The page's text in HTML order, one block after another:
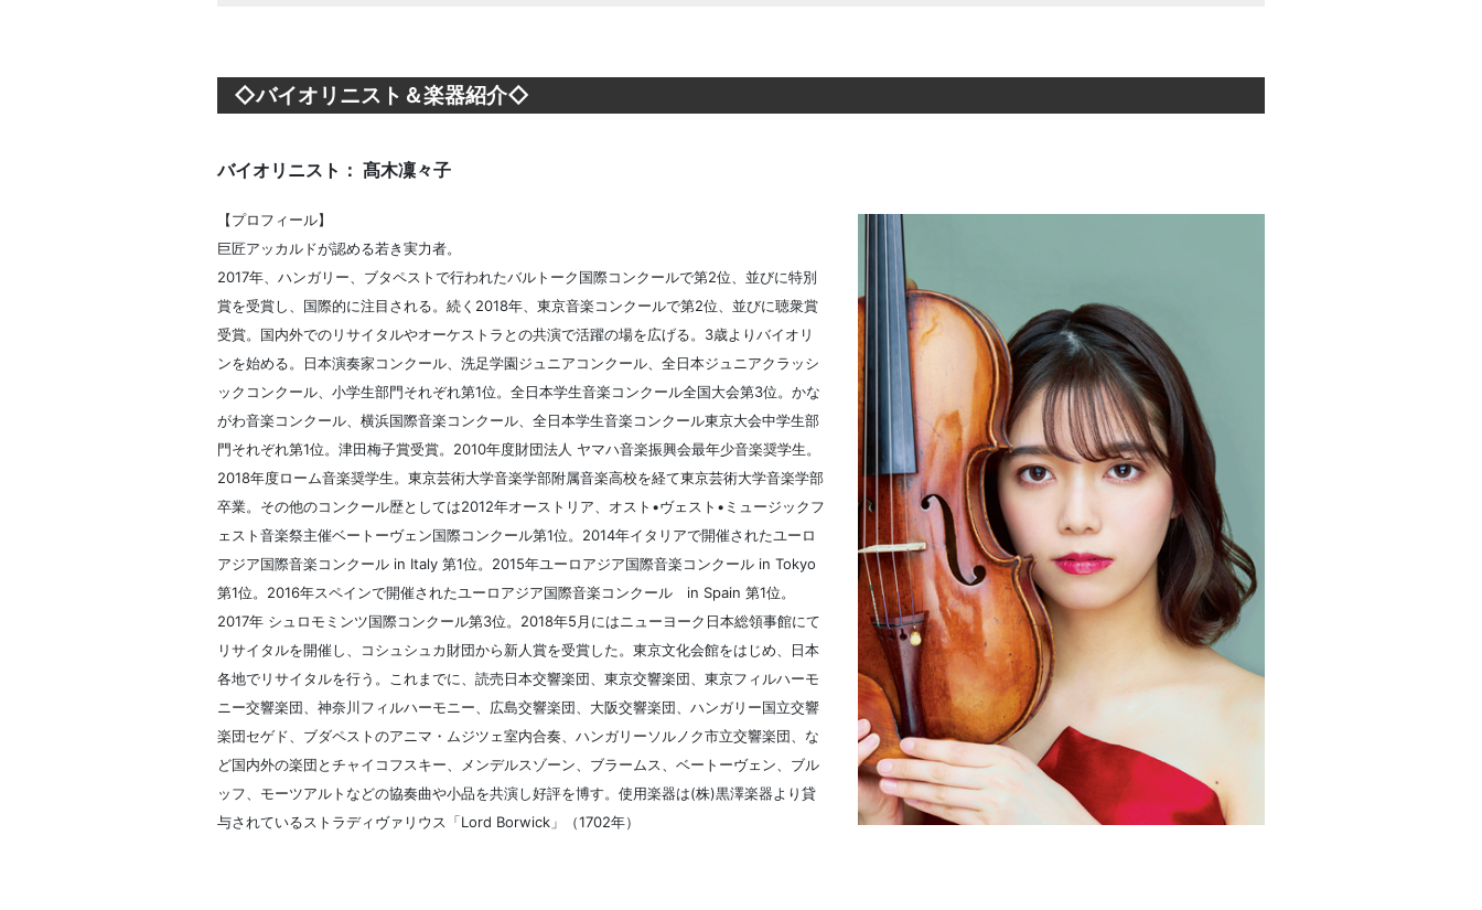
◇バイオリニスト＆楽器紹介◇
バイオリニスト： 髙木凜々子
【プロフィール】
巨匠アッカルドが認める若き実力者。
2017年、ハンガリー、ブタペストで行われたバルトーク国際コンクールで第2位、並びに特別
賞を受賞し、国際的に注目される。続く2018年、東京音楽コンクールで第2位、並びに聴衆賞
受賞。国内外でのリサイタルやオーケストラとの共演で活躍の場を広げる。3歳よりバイオリ
ンを始める。日本演奏家コンクール、洗足学園ジュニアコンクール、全日本ジュニアクラッシ
ックコンクール、小学生部門それぞれ第1位。全日本学生音楽コンクール全国大会第3位。かな
がわ音楽コンクール、横浜国際音楽コンクール、全日本学生音楽コンクール東京大会中学生部
門それぞれ第1位。津田梅子賞受賞。2010年度財団法人 ヤマハ音楽振興会最年少音楽奨学生。
2018年度ローム音楽奨学生。東京芸術大学音楽学部附属音楽高校を経て東京芸術大学音楽学部
卒業。その他のコンクール歴としては2012年オーストリア、オスト•ヴェスト•ミュージックフ
ェスト音楽祭主催ベートーヴェン国際コンクール第1位。2014年イタリアで開催されたユーロ
アジア国際音楽コンクール in Italy 第1位。2015年ユーロアジア国際音楽コンクール in Tokyo
第1位。2016年スペインで開催されたユーロアジア国際音楽コンクール in Spain 第1位。
2017年 シュロモミンツ国際コンクール第3位。2018年5月にはニューヨーク日本総領事館にて
リサイタルを開催し、コシュシュカ財団から新人賞を受賞した。東京文化会館をはじめ、日本
各地でリサイタルを行う。これまでに、読売日本交響楽団、東京交響楽団、東京フィルハーモ
ニー交響楽団、神奈川フィルハーモニー、広島交響楽団、大阪交響楽団、ハンガリー国立交響
楽団セゲド、ブダペストのアニマ・ムジツェ室内合奏、ハンガリーソルノク市立交響楽団、な
ど国内外の楽団とチャイコフスキー、メンデルスゾーン、ブラームス、ベートーヴェン、ブル
ッフ、モーツアルトなどの協奏曲や小品を共演し好評を博す。使用楽器は(株)黒澤楽器より貸
与されているストラディヴァリウス「Lord Borwick」（1702年）